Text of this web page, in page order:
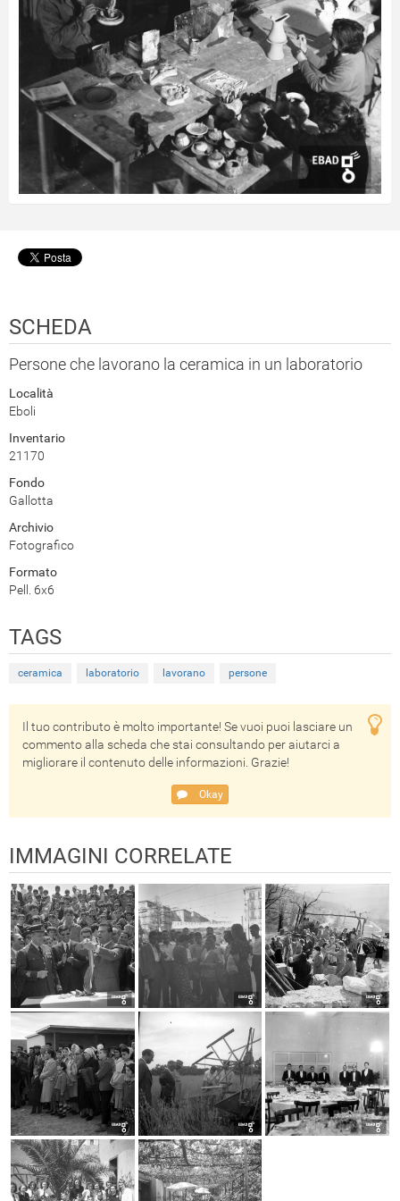
SCHEDA
Persone che lavorano la ceramica in un laboratorio
Località
Eboli
Inventario
21170
Fondo
Gallotta
Archivio
Fotografico
Formato
Pell. 6x6
TAGS
ceramica laboratorio lavorano persone
Il tuo contributo è molto importante! Se vuoi puoi lasciare un
commento alla scheda che stai consultando per aiutarci a
migliorare il contenuto delle informazioni. Grazie!
Okay
IMMAGINI CORRELATE